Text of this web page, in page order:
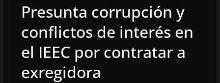
Presunta corrupción y
conflictos de interés en
el IEEC por contratar a
exregidora